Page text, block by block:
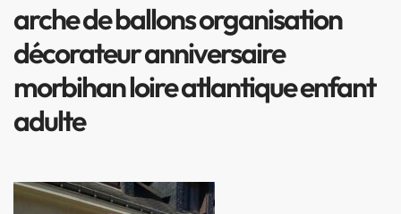
arche de ballons organisation
décorateur anniversaire
morbihan loire atlantique enfant
adulte